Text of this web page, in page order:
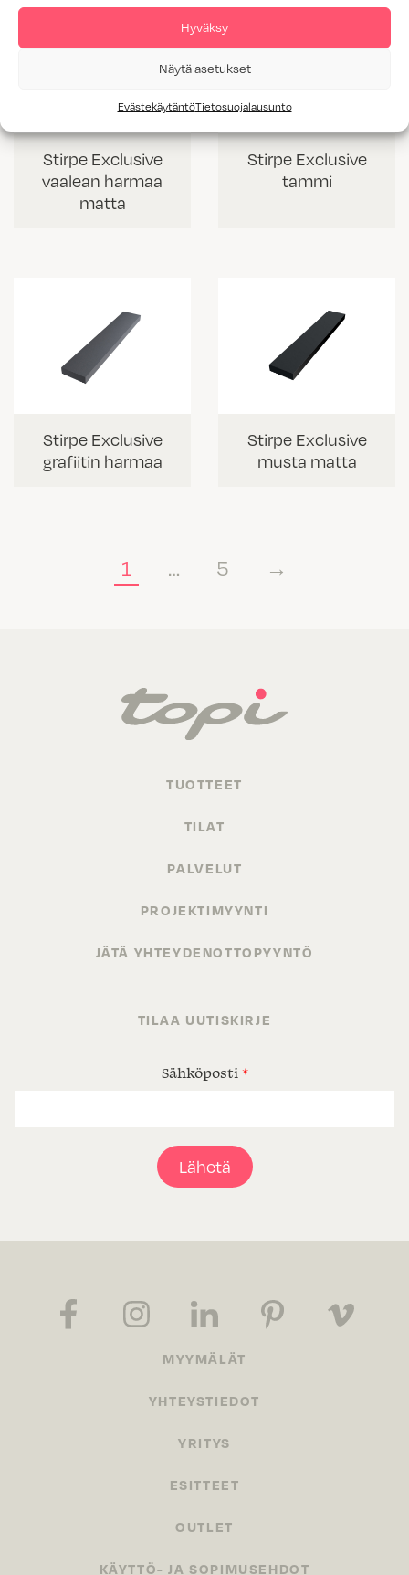
Hyväksy
Näytä asetukset
EvästekäytäntöTietosuojalausunto
Stirpe Exclusive
vaalean harmaa
matta
Stirpe Exclusive
tammi
Stirpe Exclusive
grafiitin harmaa
Stirpe Exclusive
musta matta
1 … 5 →
TUOTTEET
TILAT
PALVELUT
PROJEKTIMYYNTI
JÄTÄ YHTEYDENOTTOPYYNTÖ
TILAA UUTISKIRJE
Sähköposti *
Lähetä
MYYMÄLÄT
YHTEYSTIEDOT
YRITYS
ESITTEET
OUTLET
KÄYTTÖ- JA SOPIMUSEHDOT